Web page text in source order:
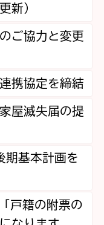
新）
ご協力と変更
携協定を締結
屋滅失届の提
基本計画を
戸籍の附票の